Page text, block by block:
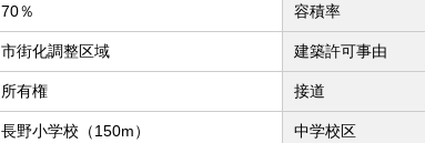
70％ 容積率
市街化調整区域 建築許可事由
所有権 接道
長野小学校（150m） 中学校区